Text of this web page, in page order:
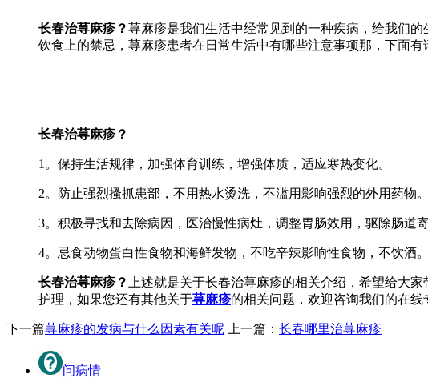
长春治荨麻疹？荨麻疹是我们生活中经常见到的一种疾病，给我们
饮食上的禁忌，荨麻疹患者在日常生活中有哪些注意事项那，下面有
长春治荨麻疹？
1。保持生活规律，加强体育训练，增强体质，适应寒热变化。
2。防止强烈搔抓患部，不用热水烫洗，不滥用影响强烈的外用药物。
3。积极寻找和去除病因，医治慢性病灶，调整胃肠效用，驱除肠道寄
4。忌食动物蛋白性食物和海鲜发物，不吃辛辣影响性食物，不饮酒
长春治荨麻疹？
上述就是关于长春治荨麻疹的相关介绍，希望给大
护理，如果您还有其他关于荨麻疹的相关问题，欢迎咨询我们的在线
下一篇荨麻疹的发病与什么因素有关呢 上一篇： 长春哪里治荨麻疹
问病情